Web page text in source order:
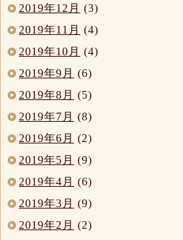
2019年12月 (3)
2019年11月 (4)
2019年10月 (4)
2019年9月 (6)
2019年8月 (5)
2019年7月 (8)
2019年6月 (2)
2019年5月 (9)
2019年4月 (6)
2019年3月 (9)
2019年2月 (2)